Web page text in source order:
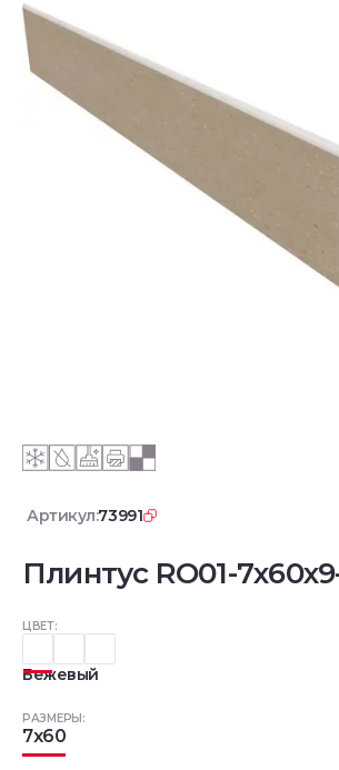
Артикул:73991
Плинтус RO01-
ЦВЕТ:
Бежевый
РАЗМЕРЫ:
7x60